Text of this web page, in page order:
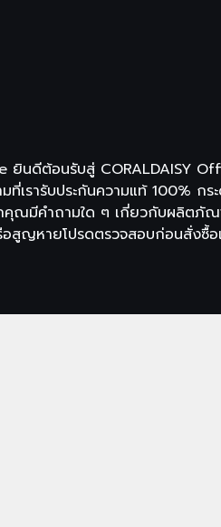
ยินดีต้อนรับสู่ CORALDAISY
ที่เรารับประกันความแท้ 100%
มีคำถามใด ๆ เกี่ยวกับผลิตภัณฑ์
อสูญหายโปรดตรวจสอบก่อนสั่ง